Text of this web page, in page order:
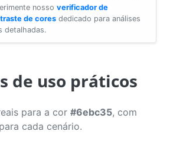
nosso verificador de
de cores dedicado para análises
detalhadas.
de uso práticos
para a cor #6ebc35, com
cada cenário.